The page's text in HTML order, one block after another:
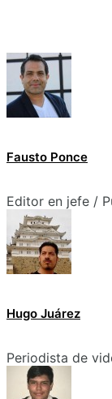
Fausto Ponce
Editor en jefe /
Hugo Juárez
Periodista de